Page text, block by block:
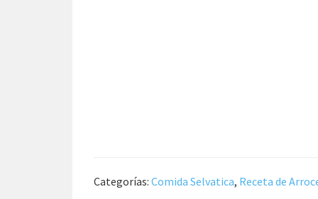
Categorías: Comida Selvatica, Receta de